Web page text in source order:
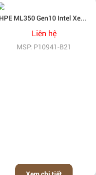
HPE ML350 Gen10 Intel Xeon-Silver 4215 (2.5GHz/8-core/85W) Processor Kit
Liên hệ
MSP: P10941-B21